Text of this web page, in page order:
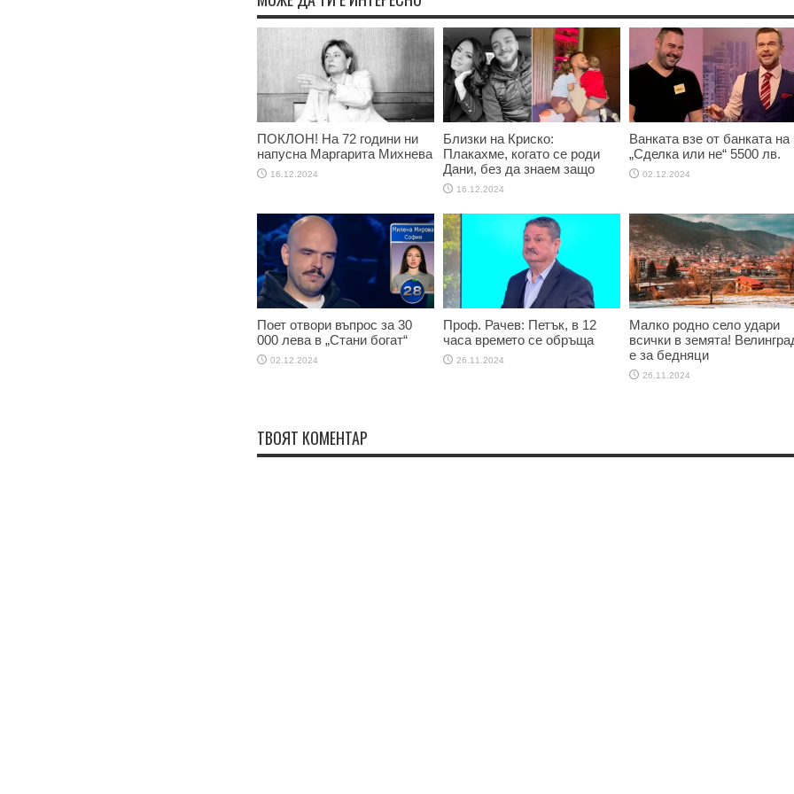
ПОКЛОН! На 72 години ни
напусна Маргарита Михнева
16.12.2024
Близки на Криско:
Плакахме, когато се роди
Дани, без да знаем защо
16.12.2024
Ванката взе от банката на
„Сделка или не“ 5500 лв.
02.12.2024
Поет отвори въпрос за 30
000 лева в „Стани богат“
02.12.2024
Проф. Рачев: Петък, в 12
часа времето се обръща
26.11.2024
Малко родно село удари
всички в земята!
е за бедняци
26.11.2024
ТВОЯТ КОМЕНТАР